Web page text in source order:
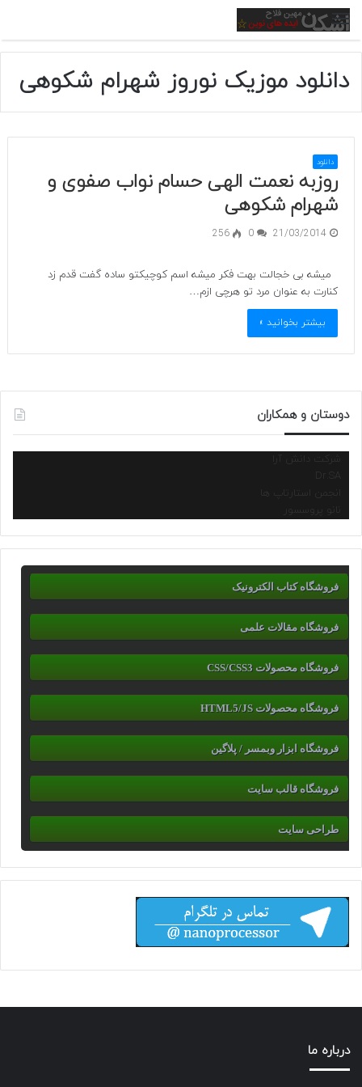
منو
دانلود موزیک نوروز شهرام شکوهی
دانلود
روزبه نعمت الهی حسام نواب صفوی و
شهرام شکوهی
21/03/2014
0
256
میشه بی خجالت بهت فکر میشه اسم کوچیکتو ساده گفت قدم زد
کنارت به عنوان مرد تو هرچی ازم…
بیشتر بخوانید »
دوستان و همکاران
شرکت دانش آرا
انجمن استارتاپ ها
نانو پروسسور
فروشگاه کتاب الکترونیک
فروشگاه مقالات علمی
فروشگاه محصولات CSS/CSS3
فروشگاه محصولات HTML5/JS
فروشگاه ابزار وبمسر / پلاگین
فروشگاه قالب سایت
طراحی سایت
درباره ما